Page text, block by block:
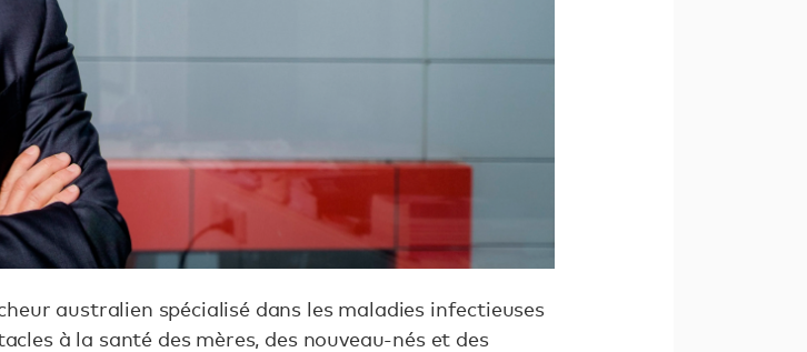
australien spécialisé dans les maladies infectieuses
à la santé des mères, des nouveau-nés et des